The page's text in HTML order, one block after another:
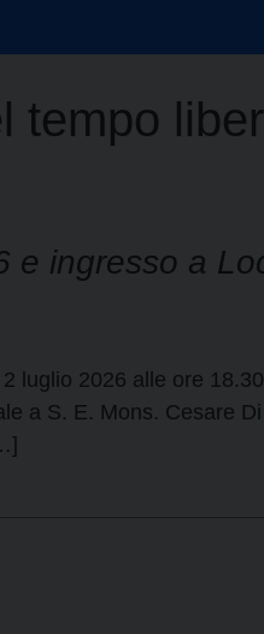
tempo
ingresso a
luglio 2026 alle ore
a S. E. Mons. Cesare